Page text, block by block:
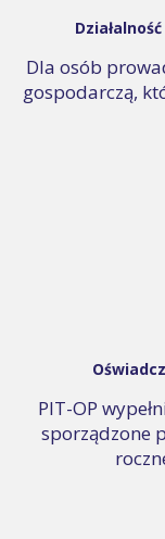
Dla osób
gospodarczą,
PIT-OP
sporządzone